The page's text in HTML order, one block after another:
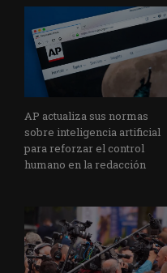
AP actualiza sus normas
sobre inteligencia artificial
para reforzar el control
humano en la redacción